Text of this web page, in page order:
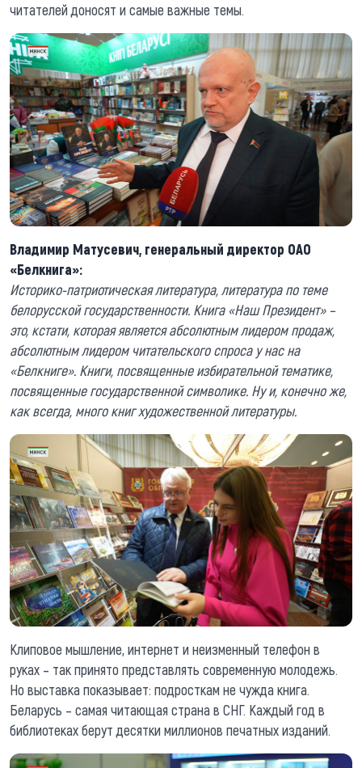
читателей доносят и самые важные темы.
Владимир Матусевич, генеральный директор ОАО
«Белкнига»:
Историко-патриотическая литература, литература по теме
белорусской государственности. Книга «Наш Президент» –
это, кстати, которая является абсолютным лидером продаж,
абсолютным лидером читательского спроса у нас на
«Белкниге». Книги, посвященные избирательной тематике,
посвященные государственной символике. Ну и, конечно же,
как всегда, много книг художественной литературы.
Клиповое мышление, интернет и неизменный телефон в
руках – так принято представлять современную молодежь.
Но выставка показывает: подросткам не чужда книга.
Беларусь – самая читающая страна в СНГ. Каждый год в
библиотеках берут десятки миллионов печатных изданий.